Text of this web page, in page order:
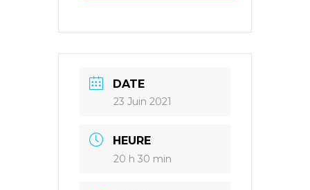
DATE
23 Juin 2021
HEURE
20 h 30 min